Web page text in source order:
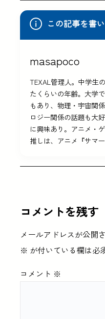
この記事を書
masapoco
TEXAL管理人。中学生
たくらいの年齢。大学
もあり、物理・宇宙関
ロジー関係の話題も大
に興味あり。アニメ・
推しは、アニメ『サマ
コメントを残す
メールアドレスが公開
※ が付いている欄は必
コメント ※